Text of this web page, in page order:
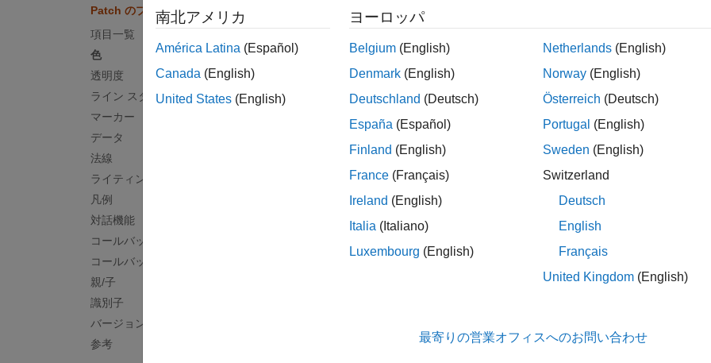
Patch のプロパティ
項目一覧
色
透明度
ライン スタイル
マーカー
データ
法線
ライティング
凡例
対話機能
コールバック
コールバック実行制御
親/子
識別子
バージョン履歴
参考
c = p.CData;
p.CDataMapping = 'scaled';
FaceColor—面の色
'interp'|'flat' RGB 3 成分|16 進数カラー コー
EdgeColor—
南北アメリカ
América Latina (Español)
Canada (English)
United States (English)
ヨーロッパ
Belgium (English)
Denmark (English)
Deutschland (Deutsch)
España (Español)
Finland (English)
France (Français)
Ireland (English)
Italia (Italiano)
Luxembourg (English)
Netherlands (English)
Norway (English)
Österreich (Deutsch)
Portugal (English)
Sweden (English)
Switzerland
Deutsch
English
Français
United Kingdom (English)
最寄りの営業オフィスへのお問い合わせ